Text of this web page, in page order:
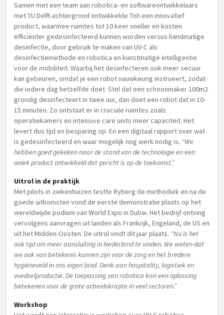
Samen met een team aan robotica- en softwareontwikkelaars
met TU Delft-achtergrond ontwikkelde Toh een innovatief
product, waarmee ruimtes tot 10 keer sneller en kosten
efficiënter gedesinfecteerd kunnen worden versus handmatige
desinfectie, door gebruik te maken van UV-C als
desinfectiemethode en robotica en kunstmatige intelligentie
voor de mobiliteit. Waarbij het desinfecteren ook meer secuur
kan gebeuren, omdat je een robot nauwkeurig instrueert, zodat
die iedere dag hetzelfde doet. Stel dat een schoonmaker 100m2
grondig desinfecteert in twee uur, dan doet een robot dat in 10-
15 minuten. Zo ontstaat er in cruciale ruimtes zoals
operatiekamers en intensive care units meer capaciteit. Het
levert dus tijd en besparing op. En een digitaal rapport over wat
is gedesinfecteerd en waar mogelijk nog werk nodig is. “We
hebben goed gekeken naar de stand van de technologie en een
uniek product ontwikkeld dat gericht is op de toekomst.”
Uitrol in de praktijk
Met pilots in ziekenhuizen testte Ryberg de methodiek en na de
goede uitkomsten vond de eerste demonstratie plaats op het
wereldwijde podium van World Expo in Dubai. Het bedrijf ontving
vervolgens aanvragen uit landen als Frankrijk, Engeland, de US en
uit het Midden-Oosten. De uitrol vindt dit jaar plaats. “Nu is het
ook tijd om meer aansluiting in Nederland te vinden. We weten dat
we ook van betekenis kunnen zijn voor de zorg en het bredere
hygiëneveld in ons eigen land. Denk aan hospitality, logistiek en
voedselproductie. De toepassing van robotica kan een oplossing
betekenen voor de grote arbeidskrapte in veel sectoren.”
Workshop